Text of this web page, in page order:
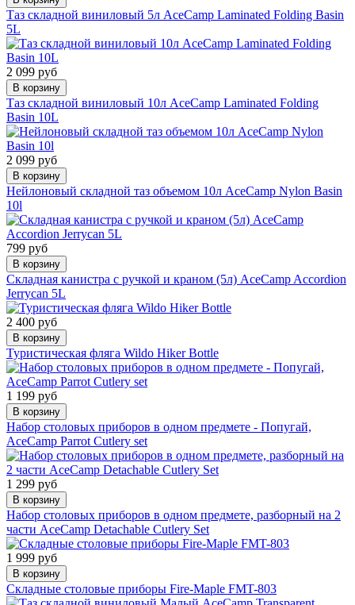
Таз складной виниловый 5л AceCamp Laminated Folding Basin
5L
2 099 руб
В корзину
Таз складной виниловый 10л AceCamp Laminated Folding
Basin 10L
2 099 руб
В корзину
Нейлоновый складной таз объемом 10л AceCamp Nylon Basin
10l
799 руб
В корзину
Складная канистра с ручкой и краном (5л) AceCamp Accordion
Jerrycan 5L
2 400 руб
В корзину
Туристическая фляга Wildo Hiker Bottle
1 199 руб
В корзину
Набор столовых приборов в одном предмете - Попугай,
AceCamp Parrot Cutlery set
1 299 руб
В корзину
Набор столовых приборов в одном предмете, разборный на 2
части AceCamp Detachable Cutlery Set
1 999 руб
В корзину
Складные столовые приборы Fire-Maple FMT-803